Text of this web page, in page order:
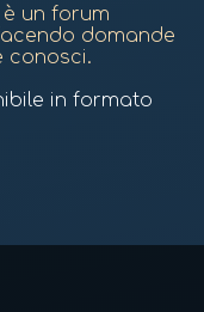
un forum
domande
conosci.
in formato